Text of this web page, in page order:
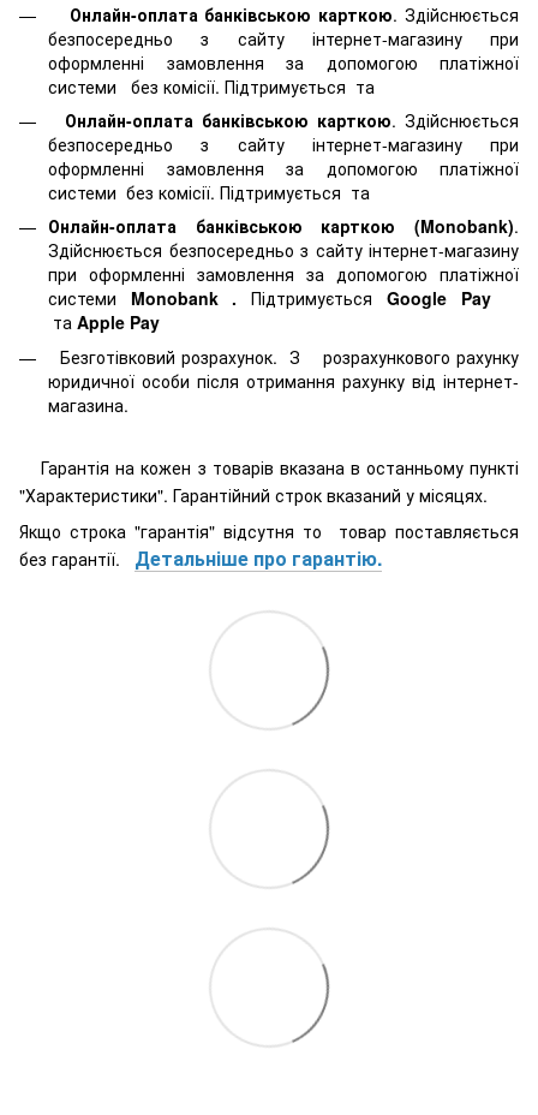
Онлайн-оплата банківською карткою. Здійснюється
безпосередньо з сайту інтернет-магазину при
оформленні замовлення за допомогою платіжної
системи
без комісії. Підтримується та
Онлайн-оплата банківською карткою. Здійснюється
безпосередньо з сайту інтернет-магазину при
оформленні замовлення за допомогою платіжної
системи без комісії. Підтримується та
Онлайн-оплата банківською карткою (Monobank).
Здійснюється безпосередньо з сайту інтернет-магазину
при оформленні замовлення за допомогою платіжної
системи Monobank .Підтримується Google Pay
та Apple Pay
Безготівковий розрахунок. З розрахункового рахунку
юридичної особи після отримання рахунку від інтернет-
магазина.
Гарантія на кожен з товарів вказана в останньому пункті
"Характеристики". Гарантійний строк вказаний у місяцях.
Якщо строка "гарантія" відсутня то товар поставляється
без гарантії. Детальніше про гарантію.